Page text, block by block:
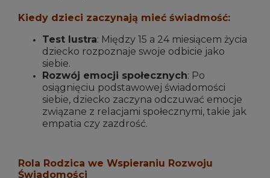
Kiedy dzieci zaczynają mieć świadmość:
Test lustra: Między 15 a 24 miesiącem życia
dziecko rozpoznaje swoje odbicie jako
siebie.
Rozwój emocji społecznych: Po
osiągnięciu podstawowej świadomości
siebie, dziecko zaczyna odczuwać emocje
związane z relacjami społecznymi, takie jak
empatia czy zazdrość.
Rola Rodzica we Wspieraniu Rozwoju
Świadomości